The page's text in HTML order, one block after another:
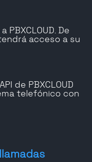
De
acceso a su
de PBXCLOUD
telefónico con